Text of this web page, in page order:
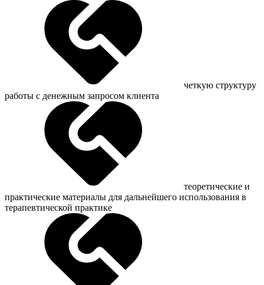
четкую структуру
работы с денежным запросом клиента
теоретические и
практические материалы для дальнейшего использования в
терапевтической практике